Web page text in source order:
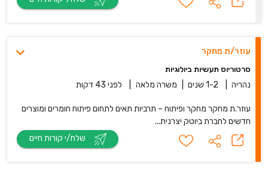
עוזר/ת מחקר
סרטוריוס תעשיות ביולוגיות
נהריה 1-2 שנים משרה מלאה לפני 43 דקות
עוזר.ת מחקר מחקר ופיתוח – תרביות תאים לתחום פיתוח חומרים ומוצרים
חדשים לחברת ביוטק יצרנית...